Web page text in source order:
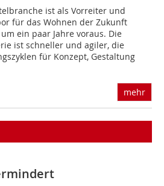
ist als Vorreiter und
für das Wohnen der Zukunft
ein paar Jahre voraus. Die
ist schneller und agiler, die
für Konzept, Gestaltung
mehr